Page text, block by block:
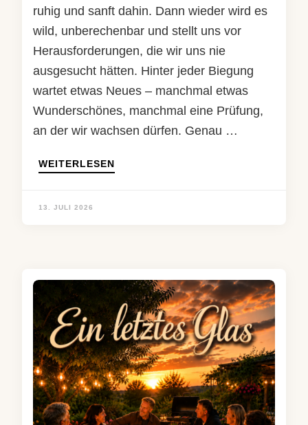
ruhig und sanft dahin. Dann wieder wird es
wild, unberechenbar und stellt uns vor
Herausforderungen, die wir uns nie
ausgesucht hätten. Hinter jeder Biegung
wartet etwas Neues – manchmal etwas
Wunderschönes, manchmal eine Prüfung,
an der wir wachsen dürfen. Genau …
WEITERLESEN
13. JULI 2026